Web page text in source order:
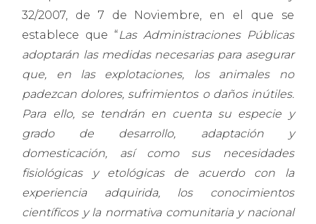
32/2007, de 7 de Noviembre, en el que se
establece que “Las Administraciones Públicas
adoptarán las medidas necesarias para asegurar
que, en las explotaciones, los animales no
padezcan dolores, sufrimientos o daños inútiles.
Para ello, se tendrán en cuenta su especie y
grado de desarrollo, adaptación y
domesticación, así como sus necesidades
fisiológicas y etológicas de acuerdo con la
experiencia adquirida, los conocimientos
científicos y la normativa comunitaria y nacional